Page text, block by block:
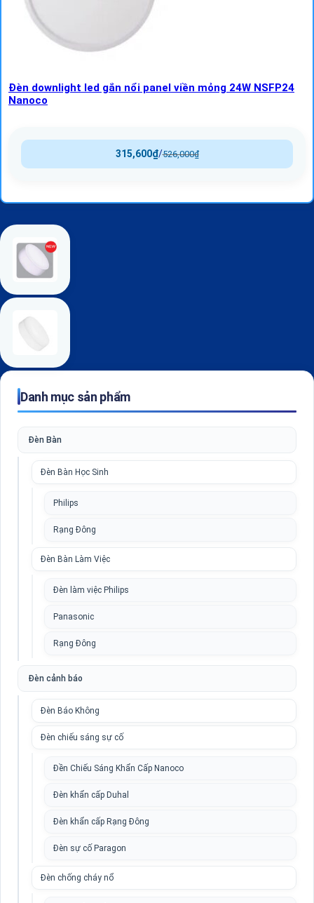
Đèn downlight led gắn nổi panel viền mỏng 24W NSFP24
Nanoco
526,000₫
/
315,600₫
Danh mục sản phẩm
Đèn Bàn
Đèn Bàn Học Sinh
Philips
Rạng Đông
Đèn Bàn Làm Việc
Đèn làm việc Philips
Panasonic
Rạng Đông
Đèn cảnh báo
Đèn Báo Không
Đèn chiếu sáng sự cố
Đền Chiếu Sáng Khẩn Cấp Nanoco
Đèn khẩn cấp Duhal
Đèn khẩn cấp Rạng Đông
Đèn sự cố Paragon
Đèn chống cháy nổ